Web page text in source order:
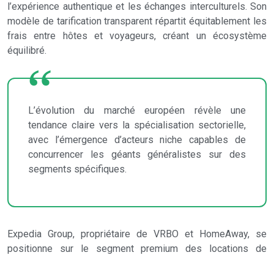
l’expérience authentique et les échanges interculturels. Son
modèle de tarification transparent répartit équitablement les
frais entre hôtes et voyageurs, créant un écosystème
équilibré.
L’évolution du marché européen révèle une
tendance claire vers la spécialisation sectorielle,
avec l’émergence d’acteurs niche capables de
concurrencer les géants généralistes sur des
segments spécifiques.
Expedia Group, propriétaire de VRBO et HomeAway, se
positionne sur le segment premium des locations de